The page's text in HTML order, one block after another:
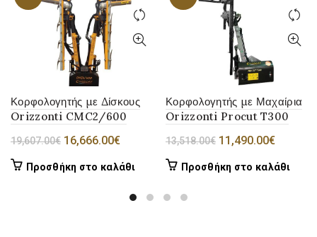
Κορφολογητής με Δίσκους
Orizzonti CMC2/600
19,607.00€ Original
was:
16,666.00€Η
τρέχουσα
τιμή
είναι:
Προσθήκη στο καλάθι
Κορφολογητής με Μαχαίρια
Orizzonti Procut T300
13,518.00€ Original
was:
11,490.00€Η
τιμή
Προσθήκη στο καλάθι